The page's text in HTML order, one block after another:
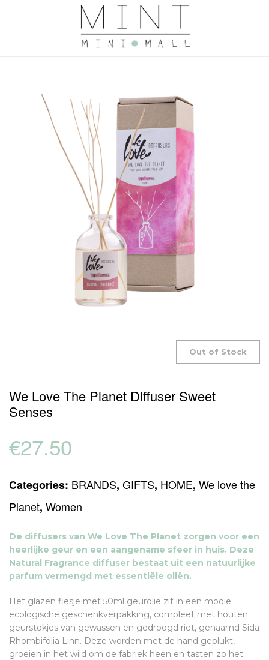
Out of Stock
We Love The Planet Diffuser Sweet
Senses
€27.50
Categories: BRANDS, GIFTS, HOME, We love the
Planet, Women
De diffusers van We Love The Planet zorgen voor een
heerlijke geur en een aangename sfeer in huis. Deze
Natural Fragrance diffuser bestaat uit een natuurlijke
parfum vermengd met essentiële oliën.
Het glazen flesje met 50ml geurolie zit in een mooie
ecologische geschenkverpakking, compleet met houten
geurstokjes van gewassen en gedroogd riet, genaamd Sida
Rhombifolia Linn. Deze worden met de hand geplukt,
groeien in het wild om de fabriek heen en tasten zo het